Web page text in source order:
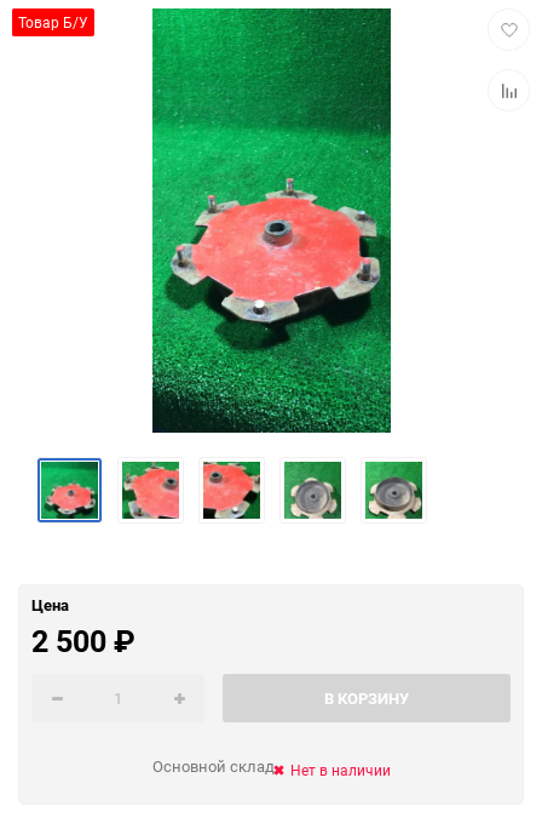
Товар Б/У
Цена
2 500₽
В КОРЗИНУ
Основной склад Нет в наличии